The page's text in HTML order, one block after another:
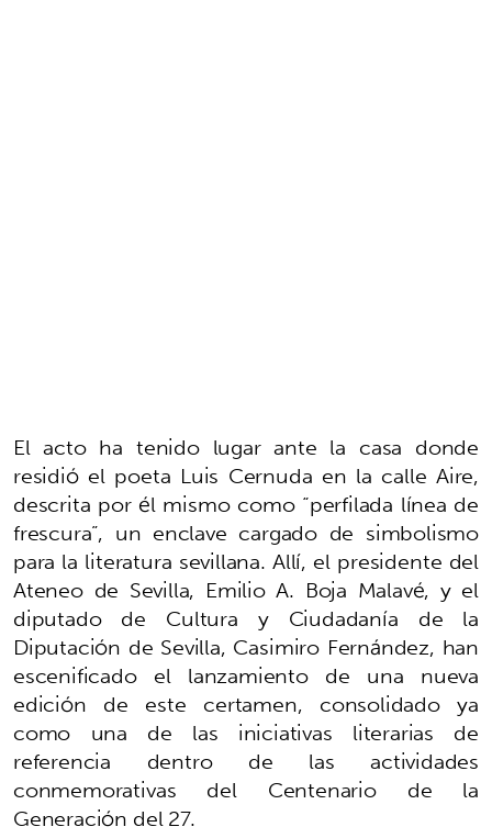
El acto ha tenido lugar ante la casa donde
residió el poeta Luis Cernuda en la calle Aire,
descrita por él mismo como “perfilada línea de
frescura”, un enclave cargado de simbolismo
para la literatura sevillana. Allí, el presidente del
Ateneo de Sevilla, Emilio A. Boja Malavé, y el
diputado de Cultura y Ciudadanía de la
Diputación de Sevilla, Casimiro Fernández, han
escenificado el lanzamiento de una nueva
edición de este certamen, consolidado ya
como una de las iniciativas literarias de
referencia dentro de las actividades
conmemorativas del Centenario de la
Generación del 27.